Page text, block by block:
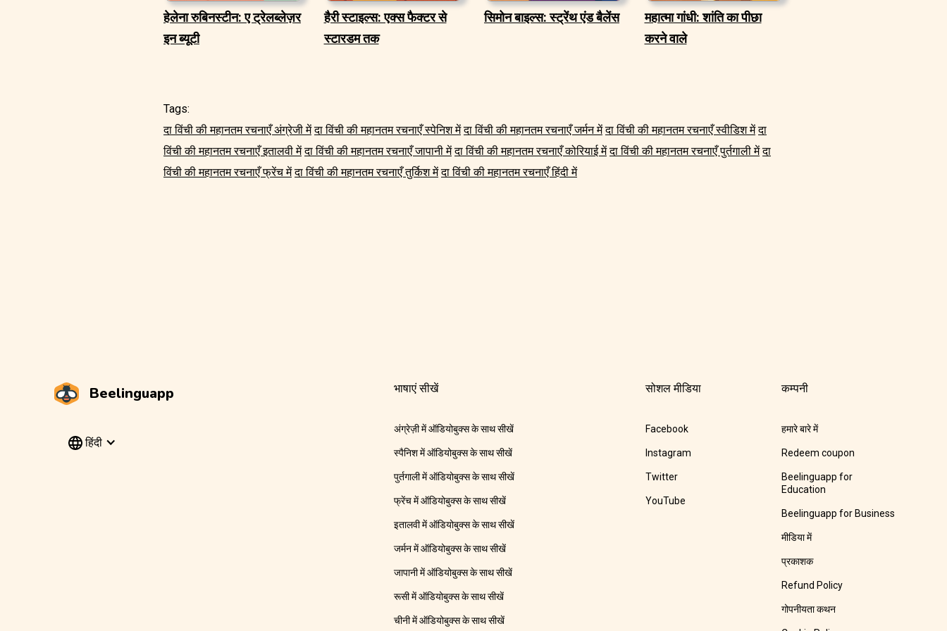
हेलेना रुबिनस्टीन: ए ट्रेलब्लेज़र
इन ब्यूटी
हैरी स्टाइल्स: एक्स फैक्टर से
स्टारडम तक
सिमोन बाइल्स: स्ट्रेंथ एंड बैलेंस
महात्मा गांधी: शांति का पीछा
करने वाले
Tags:
दा विंची की महानतम रचनाएँ अंग्रेजी में दा विंची की महानतम रचनाएँ स्पेनिश में दा विंची की महानतम रचनाएँ जर्मन में दा विंची की महानतम रचनाएँ स्वीडिश में दा
विंची की महानतम रचनाएँ इतालवी में दा विंची की महानतम रचनाएँ जापानी में दा विंची की महानतम रचनाएँ कोरियाई में दा विंची की महानतम रचनाएँ पुर्तगाली में दा
विंची की महानतम रचनाएँ फ्रेंच में दा विंची की महानतम रचनाएँ तुर्किश में दा विंची की महानतम रचनाएँ हिंदी में
Beelinguapp
हिंदी
भाषाएं सीखें
अंग्रेज़ी में ऑडियोबुक्स के साथ सीखें
स्पैनिश में ऑडियोबुक्स के साथ सीखें
पुर्तगाली में ऑडियोबुक्स के साथ सीखें
फ्रेंच में ऑडियोबुक्स के साथ सीखें
इतालवी में ऑडियोबुक्स के साथ सीखें
जर्मन में ऑडियोबुक्स के साथ सीखें
जापानी में ऑडियोबुक्स के साथ सीखें
रूसी में ऑडियोबुक्स के साथ सीखें
चीनी में ऑडियोबुक्स के साथ सीखें
सोशल मीडिया
Facebook
Instagram
Twitter
YouTube
कम्पनी
हमारे बारे में
Redeem coupon
Beelinguapp for
Education
Beelinguapp for Business
मीडिया में
प्रकाशक
Refund Policy
गोपनीयता कथन